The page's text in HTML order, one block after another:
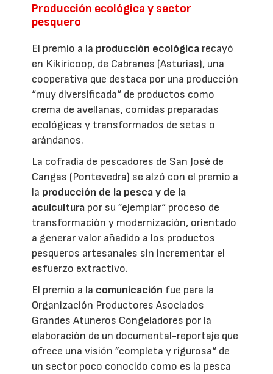
Producción ecológica y sector
pesquero
El premio a la producción ecológica recayó
en Kikiricoop, de Cabranes (Asturias), una
cooperativa que destaca por una producción
“muy diversificada“ de productos como
crema de avellanas, comidas preparadas
ecológicas y transformados de setas o
arándanos.
La cofradía de pescadores de San José de
Cangas (Pontevedra) se alzó con el premio a
la producción de la pesca y de la
acuicultura por su ”ejemplar“ proceso de
transformación y modernización, orientado
a generar valor añadido a los productos
pesqueros artesanales sin incrementar el
esfuerzo extractivo.
El premio a la comunicación fue para la
Organización Productores Asociados
Grandes Atuneros Congeladores por la
elaboración de un documental-reportaje que
ofrece una visión ”completa y rigurosa“ de
un sector poco conocido como es la pesca